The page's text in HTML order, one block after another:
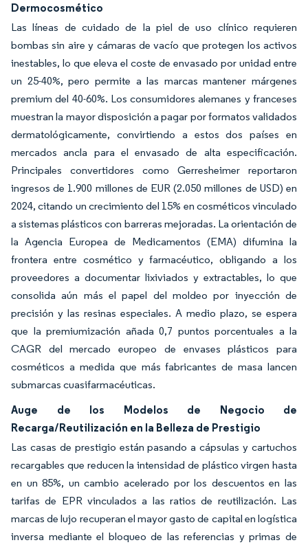
Dermocosmético
Las líneas de cuidado de la piel de uso clínico requieren
bombas sin aire y cámaras de vacío que protegen los activos
inestables, lo que eleva el coste de envasado por unidad entre
un 25-40%, pero permite a las marcas mantener márgenes
premium del 40-60%. Los consumidores alemanes y franceses
muestran la mayor disposición a pagar por formatos validados
dermatológicamente, convirtiendo a estos dos países en
mercados ancla para el envasado de alta especificación.
Principales convertidores como Gerresheimer reportaron
ingresos de 1.900 millones de EUR (2.050 millones de USD) en
2024, citando un crecimiento del 15% en cosméticos vinculado
a sistemas plásticos con barreras mejoradas. La orientación de
la Agencia Europea de Medicamentos (EMA) difumina la
frontera entre cosmético y farmacéutico, obligando a los
proveedores a documentar lixiviados y extractables, lo que
consolida aún más el papel del moldeo por inyección de
precisión y las resinas especiales. A medio plazo, se espera
que la premiumización añada 0,7 puntos porcentuales a la
CAGR del mercado europeo de envases plásticos para
cosméticos a medida que más fabricantes de masa lancen
submarcas cuasifarmacéuticas.
Auge de los Modelos de Negocio de
Recarga/Reutilización en la Belleza de Prestigio
Las casas de prestigio están pasando a cápsulas y cartuchos
recargables que reducen la intensidad de plástico virgen hasta
en un 85%, un cambio acelerado por los descuentos en las
tarifas de EPR vinculados a las ratios de reutilización. Las
marcas de lujo recuperan el mayor gasto de capital en logística
inversa mediante el bloqueo de las referencias y primas de